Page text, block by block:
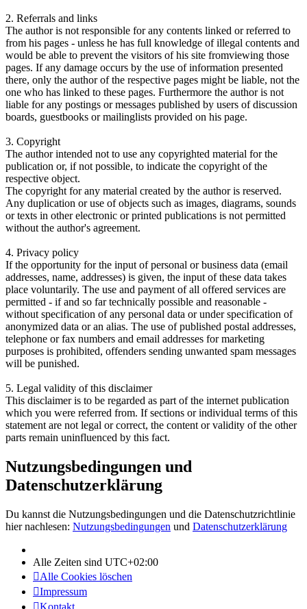
2. Referrals and links
The author is not responsible for any contents linked or referred to
from his pages - unless he has full knowledge of illegal contents and
would be able to prevent the visitors of his site fromviewing those
pages. If any damage occurs by the use of information presented
there, only the author of the respective pages might be liable, not the
one who has linked to these pages. Furthermore the author is not
liable for any postings or messages published by users of discussion
boards, guestbooks or mailinglists provided on his page.
3. Copyright
The author intended not to use any copyrighted material for the
publication or, if not possible, to indicate the copyright of the
respective object.
The copyright for any material created by the author is reserved.
Any duplication or use of objects such as images, diagrams, sounds
or texts in other electronic or printed publications is not permitted
without the author's agreement.
4. Privacy policy
If the opportunity for the input of personal or business data (email
addresses, name, addresses) is given, the input of these data takes
place voluntarily. The use and payment of all offered services are
permitted - if and so far technically possible and reasonable -
without specification of any personal data or under specification of
anonymized data or an alias. The use of published postal addresses,
telephone or fax numbers and email addresses for marketing
purposes is prohibited, offenders sending unwanted spam messages
will be punished.
5. Legal validity of this disclaimer
This disclaimer is to be regarded as part of the internet publication
which you were referred from. If sections or individual terms of this
statement are not legal or correct, the content or validity of the other
parts remain uninfluenced by this fact.
Nutzungsbedingungen und
Datenschutzerklärung
Du kannst die Nutzungsbedingungen und die Datenschutzrichtlinie
hier nachlesen: Nutzungsbedingungen und Datenschutzerklärung
Alle Zeiten sind UTC+02:00
Alle Cookies löschen
Impressum
Kontakt